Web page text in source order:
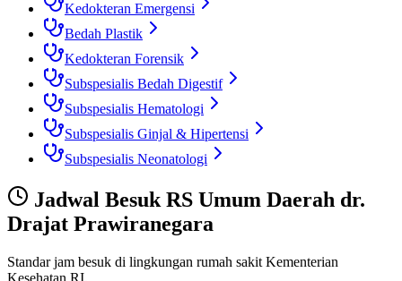
Kedokteran Emergensi
Bedah Plastik
Kedokteran Forensik
Subspesialis Bedah Digestif
Subspesialis Hematologi
Subspesialis Ginjal & Hipertensi
Subspesialis Neonatologi
Jadwal Besuk RS Umum Daerah dr.
Drajat Prawiranegara
Standar jam besuk di lingkungan rumah sakit Kementerian
Kesehatan RI.